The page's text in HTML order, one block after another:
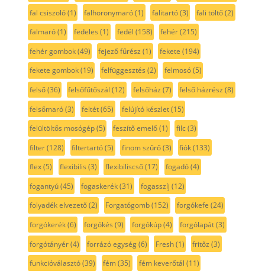
fal csiszoló(1) falhoronymaró(1) falitartó(3) fali töltő(2)
falmaró(1) fedeles (1) fedél (158) fehér(215)
fehér gombok(49) fejező fűrész (1) fekete (194)
fekete gombok(19) felfüggesztés (2) felmosó(5)
felső(36) felsőfűtőszál (12) felsőház (7) felső házrész (8)
felsőmaró(3) feltét(65) felújító készlet(15)
felültöltős mosógép(5) feszítő emelő(1) filc(3)
filter(128) filtertartó(5) finom szűrő(3) fiók(133)
flex(5) flexibilis (3) flexibiliscső(17) fogadó(4)
fogantyú(45) fogaskerék(31) fogasszíj (12)
folyadék elvezető(2) Forgatógomb(152) forgókefe (24)
forgókerék(6) forgókés (9) forgókúp(4) forgólapát(3)
forgótányér(4) forrázó egység(6) Fresh(1) fritőz (3)
funkcióválasztó(39) fém(35) fém keverőtál (11)